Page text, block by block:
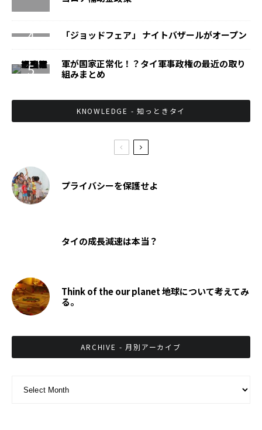
「ジョッドフェア」 ナイトバザールがオープン
軍が国家正常化！？タイ軍事政権の最近の取り
組みまとめ
KNOWLEDGE - 知っときタイ
プライバシーを保護せよ
タイの成長減速は本当？
Think of the our planet 地球について考えてみ
る。
ARCHIVE - 月別アーカイブ